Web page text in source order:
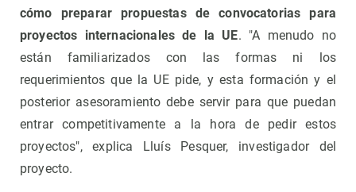
cómo preparar propuestas de convocatorias para
proyectos internacionales de la UE. "A menudo no
están familiarizados con las formas ni los
requerimientos que la UE pide, y esta formación y el
posterior asesoramiento debe servir para que puedan
entrar competitivamente a la hora de pedir estos
proyectos", explica Lluís Pesquer, investigador del
proyecto.